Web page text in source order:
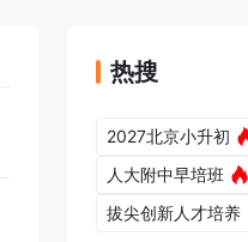
热搜
2027北京小升初
人大附中早培班
拔尖创新人才培养